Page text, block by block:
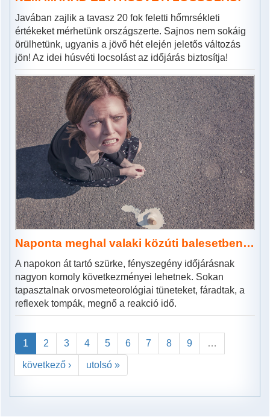
Javában zajlik a tavasz 20 fok feletti hőmrsékleti
értékeket mérhetünk országszerte. Sajnos nem sokáig
örülhetünk, ugyanis a jövő hét elején jeletős változás
jön! Az idei húsvéti locsolást az időjárás biztosítja!
Naponta meghal valaki közúti balesetben…
A napokon át tartó szürke, fényszegény időjárásnak
nagyon komoly következményei lehetnek. Sokan
tapasztalnak orvosmeteorológiai tüneteket, fáradtak, a
reflexek tompák, megnő a reakció idő.
1 2 3 4 5 6 7 8 9 …
következő › utolsó »